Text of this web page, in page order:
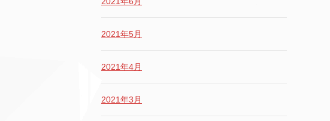
2021年5月
2021年4月
2021年3月